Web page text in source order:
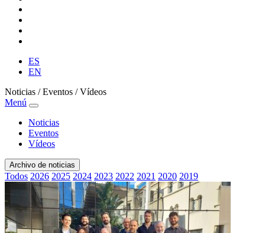
ES
EN
Noticias / Eventos / Vídeos
Menú
Noticias
Eventos
Vídeos
Archivo de noticias
Todos 2026 2025 2024 2023 2022 2021 2020 2019